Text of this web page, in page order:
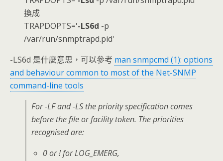
換成
TRAPDOPTS='-LS6d -p
/var/run/snmptrapd.pid'
-LS6d 是什麼意思，可以參考 man snmpcmd (1): options
and behaviour common to most of the Net-SNMP
command-line tools
For -LF and -LS the priority specification comes
before the file or facility token. The priorities
recognised are:
0 or ! for LOG_EMERG,